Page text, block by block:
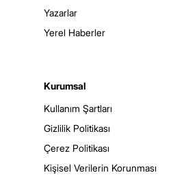
Yazarlar
Yerel Haberler
Kurumsal
Kullanım Şartları
Gizlilik Politikası
Çerez Politikası
Kişisel Verilerin Korunması